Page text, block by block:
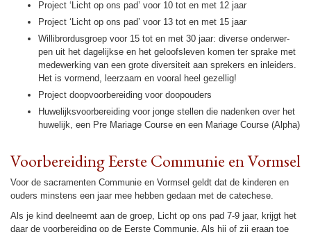
Project ‘Licht op ons pad’ voor 10 tot en met 12 jaar
Project ‘Licht op ons pad’ voor 13 tot en met 15 jaar
Wil­li­brordus­groep voor 15 tot en met 30 jaar: diverse on­der­wer­
pen uit het dage­lijkse en het ge­loofs­le­ven komen ter sprake met
mede­wer­king van een grote diver­si­teit aan sprekers en inlei­ders.
Het is vormend, leer­zaam en vooral heel gezel­lig!
Project doop­voor­be­rei­ding voor doopou­ders
Huwe­lijks­voor­be­rei­ding voor jonge stellen die nadenken over het
huwe­lijk, een Pre Mariage Course en een Mariage Course (Alpha)
Voor­be­rei­ding Eerste Communie en Vormsel
Voor de sacra­menten Communie en Vormsel geldt dat de kin­de­ren en
ouders minstens een jaar mee hebben gedaan met de catechese.
Als je kind deelneemt aan de groep, Licht op ons pad 7-9 jaar, krijgt het
daar de voor­be­rei­ding op de Eerste Communie. Als hij of zij eraan toe